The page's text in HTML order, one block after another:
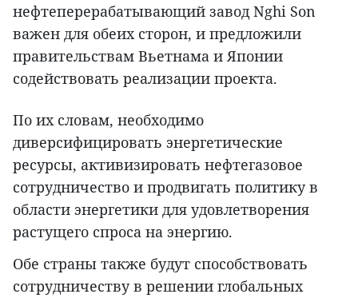
нефтеперерабатывающий завод Nghi Son
важен для обеих сторон, и предложили
правительствам Вьетнама и Японии
содействовать реализации проекта.
По их словам, необходимо
диверсифицировать энергетические
ресурсы, активизировать нефтегазовое
сотрудничество и продвигать политику в
области энергетики для удовлетворения
растущего спроса на энергию.
Обе страны также будут способствовать
сотрудничеству в решении глобальных